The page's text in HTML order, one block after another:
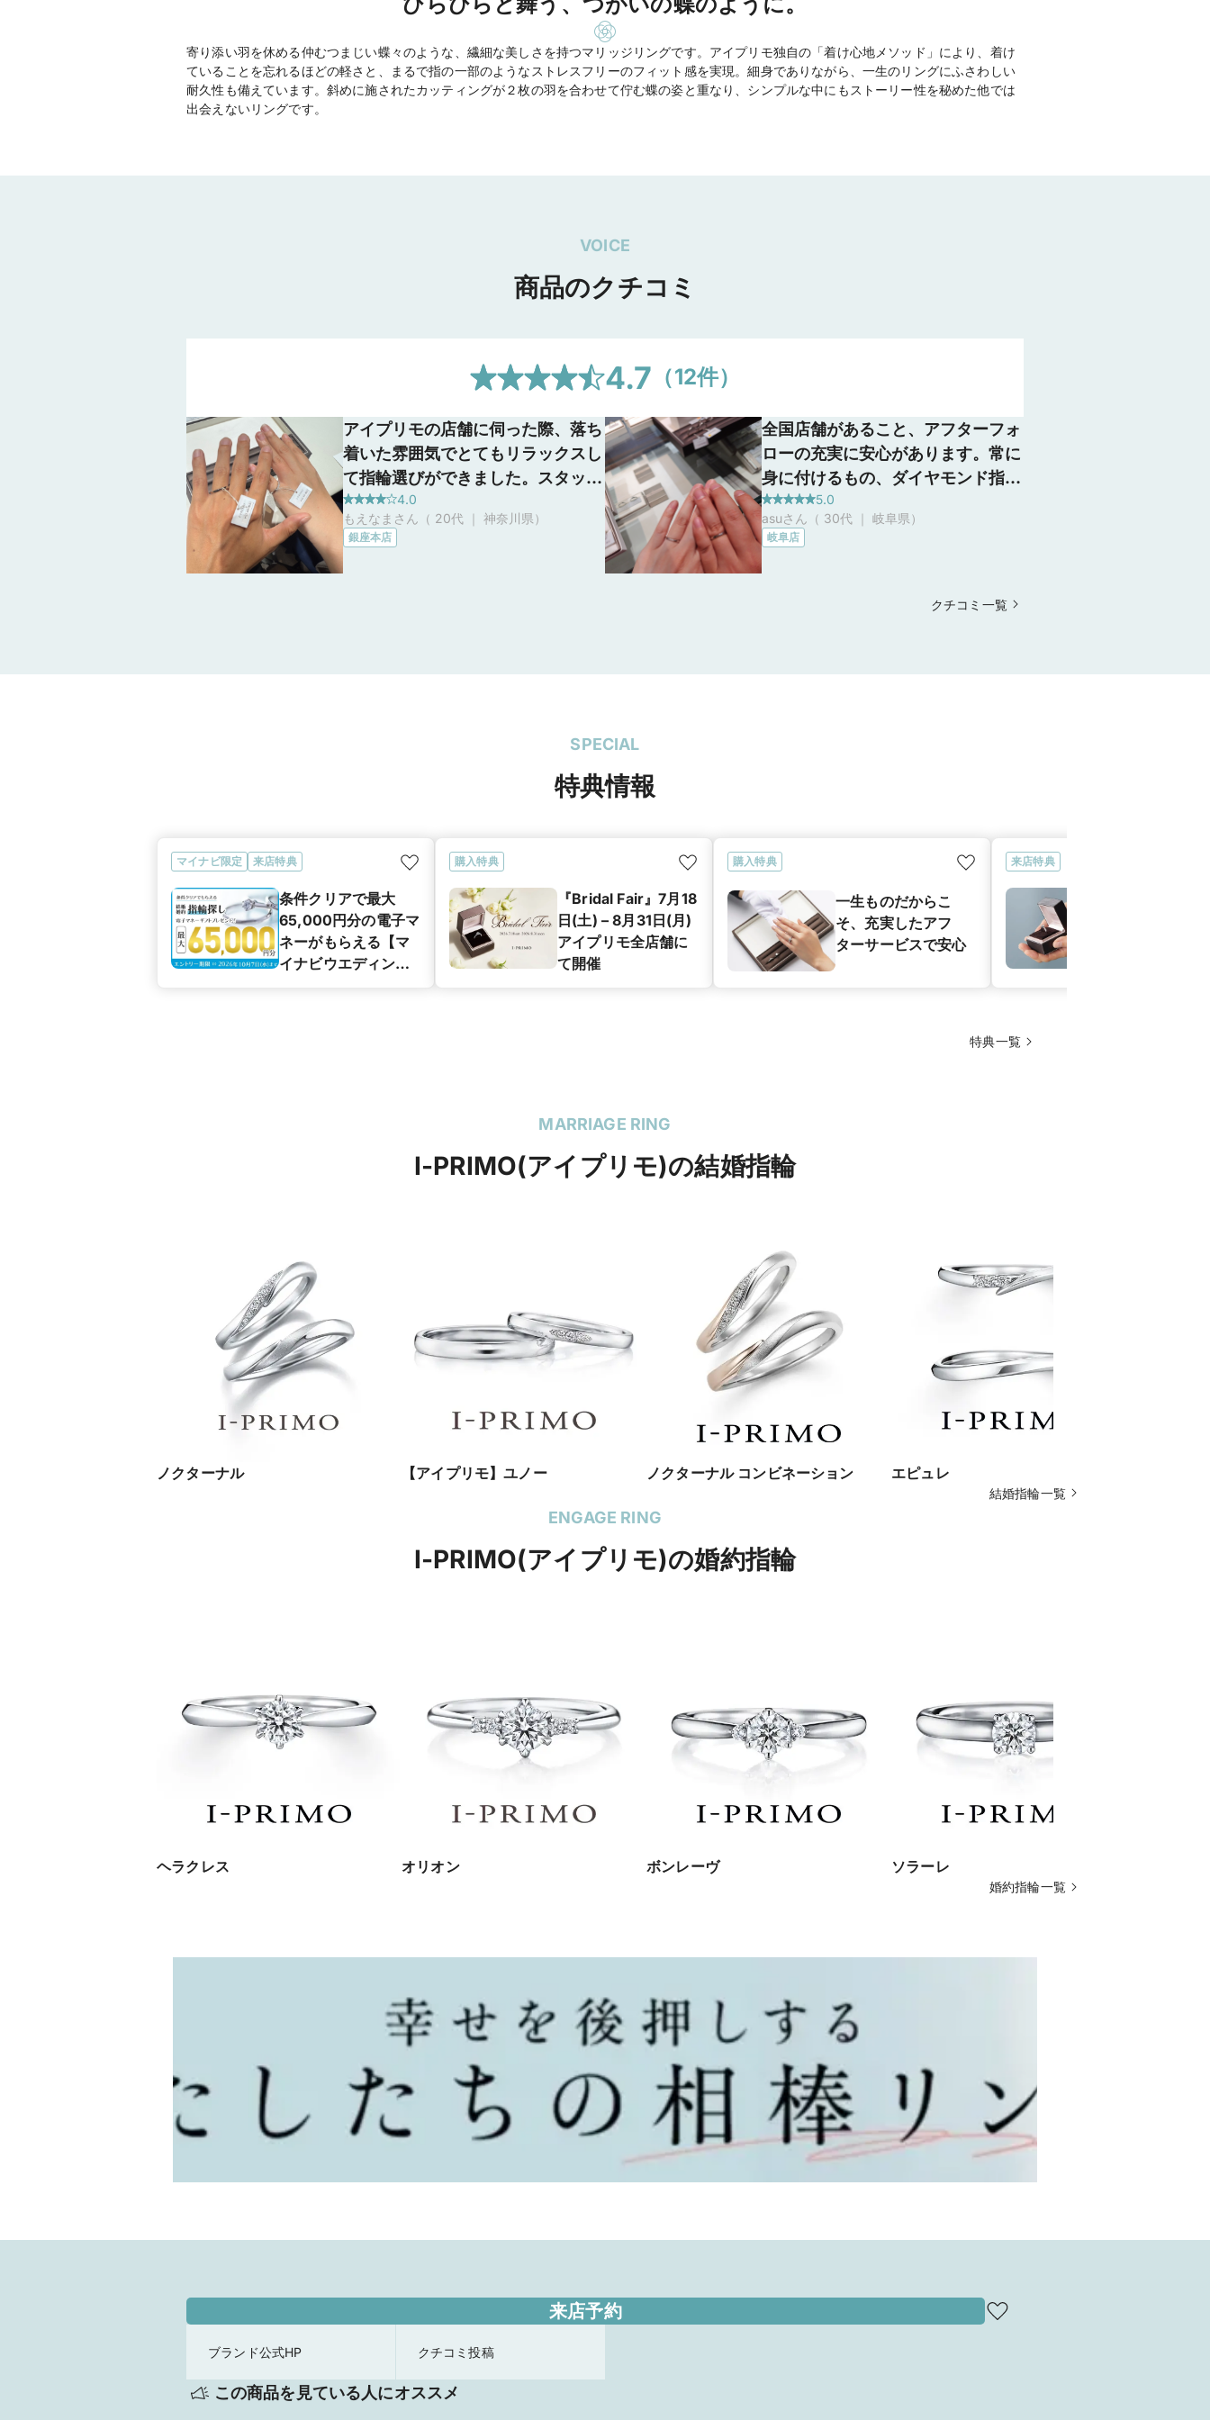
寄り添い羽を休める仲むつまじい蝶々のような、繊細な美しさを持つマリッジリングです。アイプリモ独自の「着け心地メソッド」により、着け
ていることを忘れるほどの軽さと、まるで指の一部のようなストレスフリーのフィット感を実現。細身でありながら、一生のリングにふさわしい
耐久性も備えています。斜めに施されたカッティングが２枚の羽を合わせて佇む蝶の姿と重なり、シンプルな中にもストーリー性を秘めた他では
出会えないリングです。
VOICE
商品のクチコミ
4.7 （12件）
アイプリモの店舗に伺った際、落ち
着いた雰囲気でとてもリラックスし
て指輪選びができました。スタッフ
の方は親身に相談に乗ってくれて、
私たちの好みや希望を丁寧に聞きな
がら、ぴったりのデザインを提案し
4.0
もえなまさん（ 20代 ｜ 神奈川県）
銀座本店
全国店舗があること、アフターフォ
ローの充実に安心があります。常に
身に付けるもの、ダイヤモンド指輪
という高価なものを購入することを
考えるとメンテナンスや保証は嬉し
いです。 iPadで指の長さ、水かき
クリでした。その上で手に似合うデ
5.0
asuさん（ 30代 ｜ 岐阜県）
岐阜店
クチコミ一覧
SPECIAL
特典情報
マイナビ限定 来店特典
条件クリアで最大
65,000円分の電子マ
ネーがもらえる【マ
イナビウエディング
購入特典
『Bridal Fair』7月18
日(土) – 8月31日(月)
アイプリモ全店舗に
て開催
購入特典
一生ものだからこ
そ、充実したアフ
ターサービスで安心
来店特典
特典一覧
MARRIAGE RING
I-PRIMO(アイプリモ)の結婚指輪
ノクターナル 【アイプリモ】ユノー ノクターナル コンビネーション エピュレ
結婚指輪一覧
ENGAGE RING
I-PRIMO(アイプリモ)の婚約指輪
ヘラクレス オリオン ボンレーヴ ソラーレ
婚約指輪一覧
来店予約
ブランド公式HP クチコミ投稿
この商品を見ている人にオススメ